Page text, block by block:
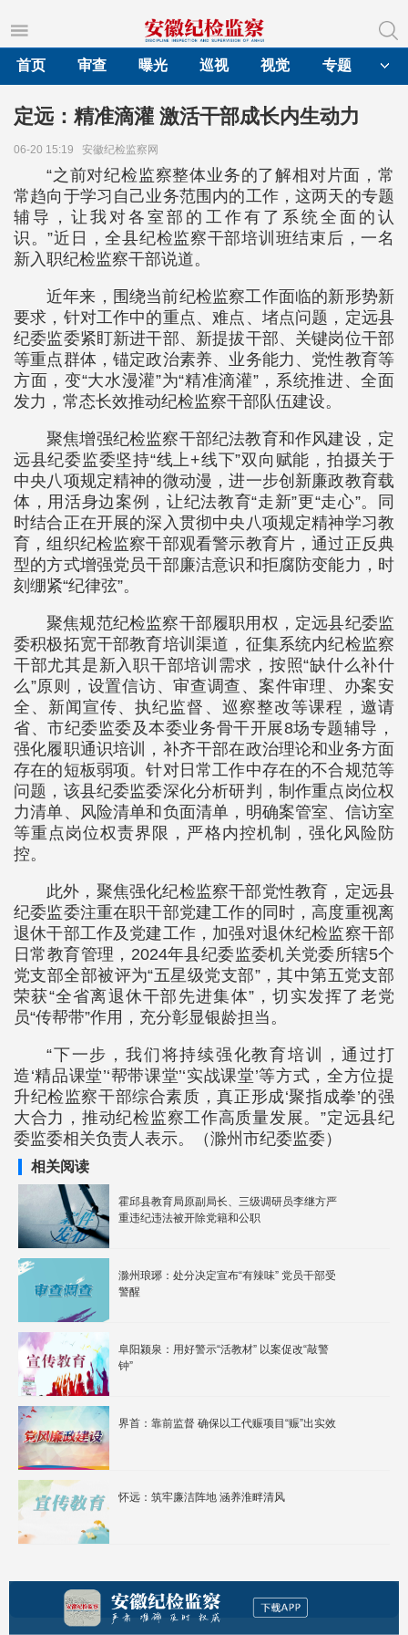
首页
审查 曝光 巡视 视觉 专题
定远：精准滴灌 激活干部成长内生动力
06-20 15:19 安徽纪检监察网
“之前对纪检监察整体业务的了解相对片面，常
常趋向于学习自己业务范围内的工作，这两天的专题
辅导，让我对各室部的工作有了系统全面的认
识。”近日，全县纪检监察干部培训班结束后，一名
新入职纪检监察干部说道。
近年来，围绕当前纪检监察工作面临的新形势新
要求，针对工作中的重点、难点、堵点问题，定远县
纪委监委紧盯新进干部、新提拔干部、关键岗位干部
等重点群体，锚定政治素养、业务能力、党性教育等
方面，变“大水漫灌”为“精准滴灌”，系统推进、全面
发力，常态长效推动纪检监察干部队伍建设。
聚焦增强纪检监察干部纪法教育和作风建设，定
远县纪委监委坚持“线上+线下”双向赋能，拍摄关于
中央八项规定精神的微动漫，进一步创新廉政教育载
体，用活身边案例，让纪法教育“走新”更“走心”。同
时结合正在开展的深入贯彻中央八项规定精神学习教
育，组织纪检监察干部观看警示教育片，通过正反典
型的方式增强党员干部廉洁意识和拒腐防变能力，时
刻绷紧“纪律弦”。
聚焦规范纪检监察干部履职用权，定远县纪委监
委积极拓宽干部教育培训渠道，征集系统内纪检监察
干部尤其是新入职干部培训需求，按照“缺什么补什
么”原则，设置信访、审查调查、案件审理、办案安
全、新闻宣传、执纪监督、巡察整改等课程，邀请
省、市纪委监委及本委业务骨干开展8场专题辅导，
强化履职通识培训，补齐干部在政治理论和业务方面
存在的短板弱项。针对日常工作中存在的不合规范等
问题，该县纪委监委深化分析研判，制作重点岗位权
力清单、风险清单和负面清单，明确案管室、信访室
等重点岗位权责界限，严格内控机制，强化风险防
控。
此外，聚焦强化纪检监察干部党性教育，定远县
纪委监委注重在职干部党建工作的同时，高度重视离
退休干部工作及党建工作，加强对退休纪检监察干部
日常教育管理，2024年县纪委监委机关党委所辖5个
党支部全部被评为“五星级党支部”，其中第五党支部
荣获“全省离退休干部先进集体”，切实发挥了老党
员“传帮带”作用，充分彰显银龄担当。
“下一步，我们将持续强化教育培训，通过打
造‘精品课堂’‘帮带课堂’‘实战课堂’等方式，全方位提
升纪检监察干部综合素质，真正形成‘聚指成拳’的强
大合力，推动纪检监察工作高质量发展。”定远县纪
委监委相关负责人表示。（滁州市纪委监委）
相关阅读
霍邱县教育局原副局长、三级调研员李继方严
重违纪违法被开除党籍和公职
滁州琅琊：处分决定宣布“有辣味” 党员干部受
警醒
阜阳颍泉：用好警示“活教材” 以案促改“敲警
钟”
界首：靠前监督 确保以工代赈项目“赈”出实效
怀远：筑牢廉洁阵地 涵养淮畔清风